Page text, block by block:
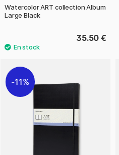
Watercolor ART collection Album
Large Black
35.50 €
11%